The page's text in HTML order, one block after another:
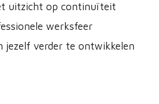
uitzicht op continuïteit
werksfeer
jezelf verder te ontwikkelen